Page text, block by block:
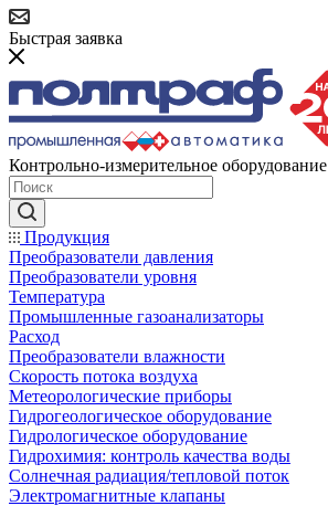
Быстрая заявка
Контрольно-измерительное оборудование
Продукция
Преобразователи давления
Преобразователи уровня
Температура
Промышленные газоанализаторы
Расход
Преобразователи влажности
Скорость потока воздуха
Метеорологические приборы
Гидрогеологическое оборудование
Гидрологическое оборудование
Гидрохимия: контроль качества воды
Солнечная радиация/тепловой поток
Электромагнитные клапаны